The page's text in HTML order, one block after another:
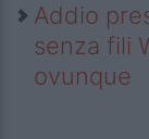
Addio
senza fili
ovunque